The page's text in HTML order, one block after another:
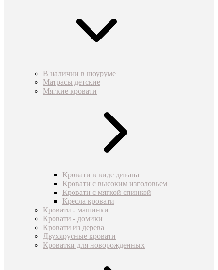
В наличии в шоуруме
Матрасы детские
Мягкие кровати
Кровати в виде дивана
Кровати с высоким изголовьем
Кровати с мягкой спинкой
Кресла кровати
Кровати - машинки
Кровати - домики
Кровати из дерева
Двухярусные кровати
Кроватки для новорожденных